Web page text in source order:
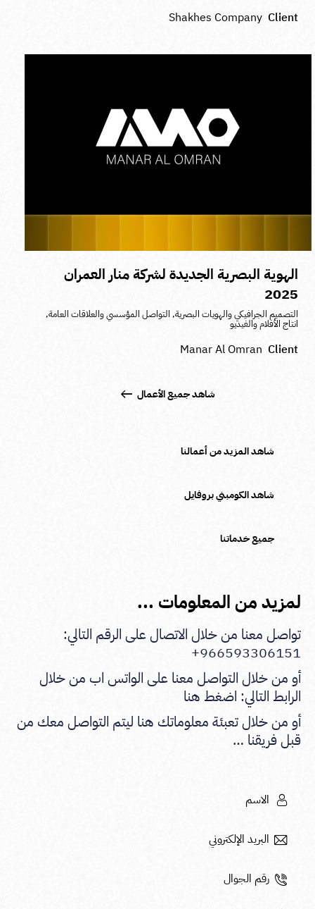
Client
Shakhes Company
الهوية البصرية الجديدة لشركة منار العمران
2025
التصميم الجرافيكي والهويات البصرية, التواصل المؤسسي والعلاقات العامة,
انتاج الأفلام والفيديو
Client
Manar Al Omran
شاهد جميع الأعمال
شاهد المزيد من أعمالنا
شاهد الكومبني بروفايل
جميع خدماتنا
لمزيد من المعلومات ...
تواصل معنا من خلال الاتصال على الرقم التالي:
966593306151+
أو من خلال التواصل معنا على الواتس اب من خلال
الرابط التالي: اضغط هنا
أو من خلال تعبئة معلوماتك هنا ليتم التواصل معك من
قبل فريقنا …